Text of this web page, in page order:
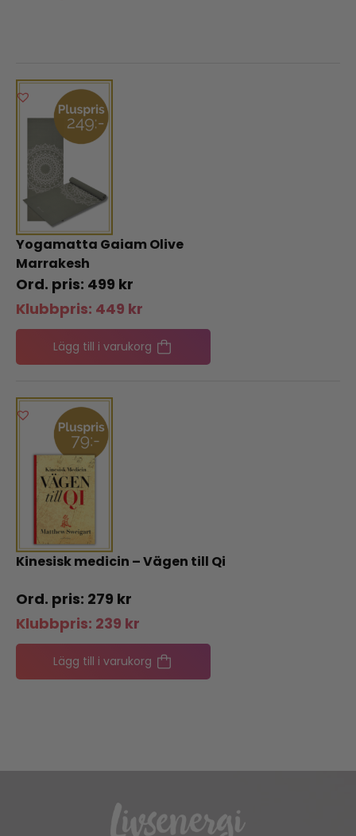
Yogamatta Gaiam Olive
Marrakesh
499 kr
Klubbpris: 449 kr
Lägg till i varukorg
Kinesisk medicin – Vägen till Qi
279 kr
Klubbpris: 239 kr
Lägg till i varukorg